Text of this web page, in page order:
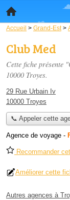
Accueil > Grand-Est >
Club Med
Cette fiche présente
10000 Troyes.
29 Rue Urbain Iv
10000 Troyes
📞 Appeler cette
Agence de voyage -
Recommander
Améliorer cette
Autres agences à